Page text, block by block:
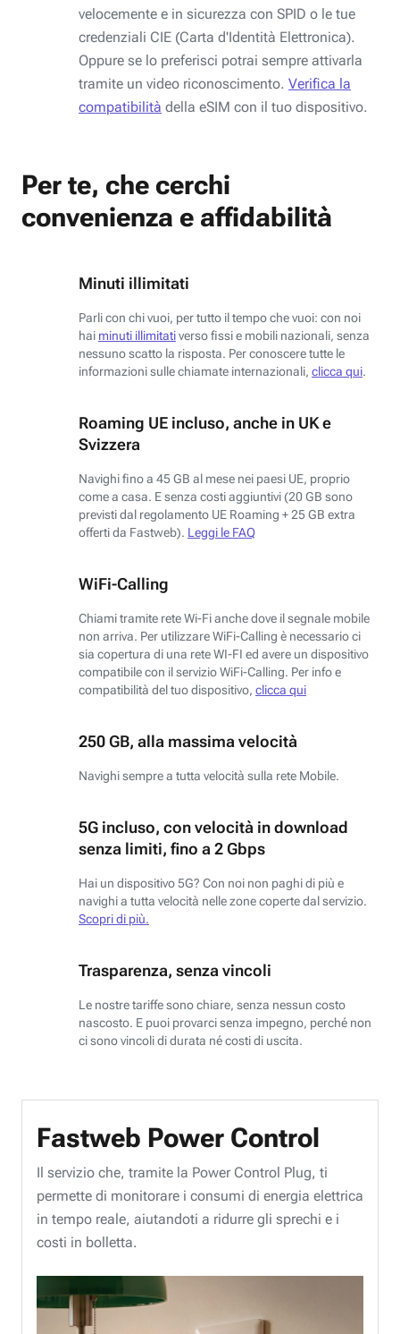
velocemente e in sicurezza con SPID o le tue
credenziali CIE (Carta d'Identità Elettronica).
Oppure se lo preferisci potrai sempre attivarla
tramite un video riconoscimento. Verifica la
compatibilità della eSIM con il tuo dispositivo.
Per te, che cerchi
convenienza e affidabilità
Minuti illimitati
Parli con chi vuoi, per tutto il tempo che vuoi: con noi
hai minuti illimitativerso fissi e mobili nazionali, senza
nessuno scatto la risposta. Per conoscere tutte le
informazioni sulle chiamate internazionali, clicca qui.
Roaming UE incluso, anche in UK e
Svizzera
Navighi fino a 45 GB al mese nei paesi UE, proprio
come a casa. E senza costi aggiuntivi (20 GB sono
previsti dal regolamento UE Roaming + 25 GB extra
offerti da Fastweb). Leggi le FAQ
WiFi-Calling
Chiami tramite rete Wi-Fi anche dove il segnale mobile
non arriva. Per utilizzare WiFi-Calling è necessario ci
sia copertura di una rete WI-FI ed avere un dispositivo
compatibile con il servizio WiFi-Calling. Per info e
compatibilità del tuo dispositivo, clicca qui
250 GB, alla massima velocità
Navighi sempre a tutta velocità sulla rete Mobile.
5G incluso, con velocità in download
senza limiti, fino a 2 Gbps
Hai un dispositivo 5G? Con noi non paghi di più e
navighi a tutta velocità nelle zone coperte dal servizio.
Scopri di più.
Trasparenza, senza vincoli
Le nostre tariffe sono chiare, senza nessun costo
nascosto. E puoi provarci senza impegno, perché non
ci sono vincoli di durata né costi di uscita.
Fastweb Power Control
Il servizio che, tramite la Power Control Plug, ti
permette di monitorare i consumi di energia elettrica
in tempo reale, aiutandoti a ridurre gli sprechi e i
costi in bolletta.